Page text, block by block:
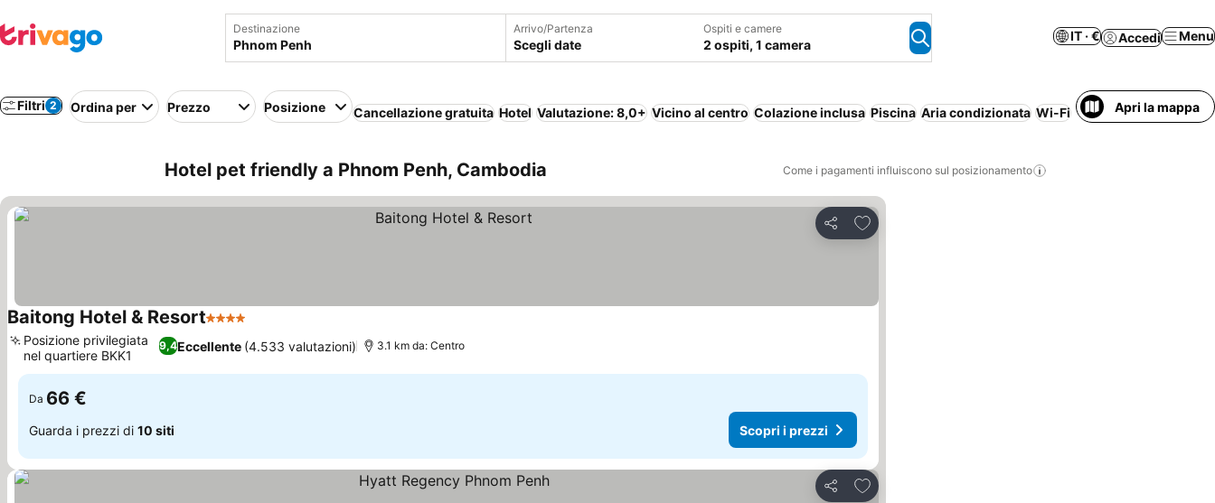
Destinazione Arrivo/Partenza
Scegli date
Ospiti e camere
2 ospiti, 1 camera
IT · € Accedi Menu
Filtri 2 Ordina per Prezzo Posizione Cancellazione gratuita Hotel Valutazione: 8,0+ Vicino al centro Colazione inclusa Piscina Aria condizionata Wi-Fi Resort Aparthotel
Apri la mappa
Hotel pet friendly a Phnom Penh, Cambodia Come i pagamenti influiscono sul posizionamento
Condividi
Aggiungi ai preferiti
Baitong Hotel & Resort4 Stelle
9,4Eccellente (4.533 valutazioni)
Posizione privilegiata
nel quartiere BKK1
3.1 km da: Centro
Da 66 €
Guarda i prezzi di 10 siti Scopri i prezzi
Condividi
Aggiungi ai preferiti